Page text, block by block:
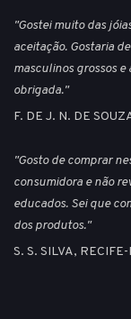
"Gostei muito das
aceitação. Gostaria
masculinos grossos
obrigada."
F. DE J. N. DE
"Gosto de comprar
consumidora e não
educados. Sei que
dos produtos."
S. S. SILVA,